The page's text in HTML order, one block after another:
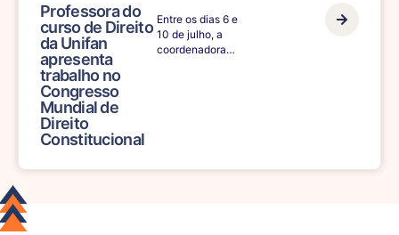
Professora do
curso de Direito
da Unifan
apresenta
trabalho no
Congresso
Mundial de
Direito
Constitucional
Entre os dias 6 e
10 de julho, a
coordenadora…